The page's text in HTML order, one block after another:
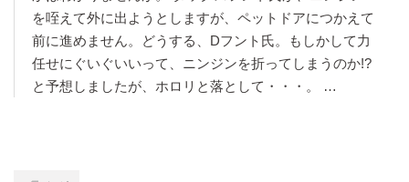
を咥えて外に出ようとしますが、ペットドアにつかえて
前に進めません。どうする、Dフント氏。もしかして力
任せにぐいぐいいって、ニンジンを折ってしまうのか!?
と予想しましたが、ホロリと落として・・・。 …